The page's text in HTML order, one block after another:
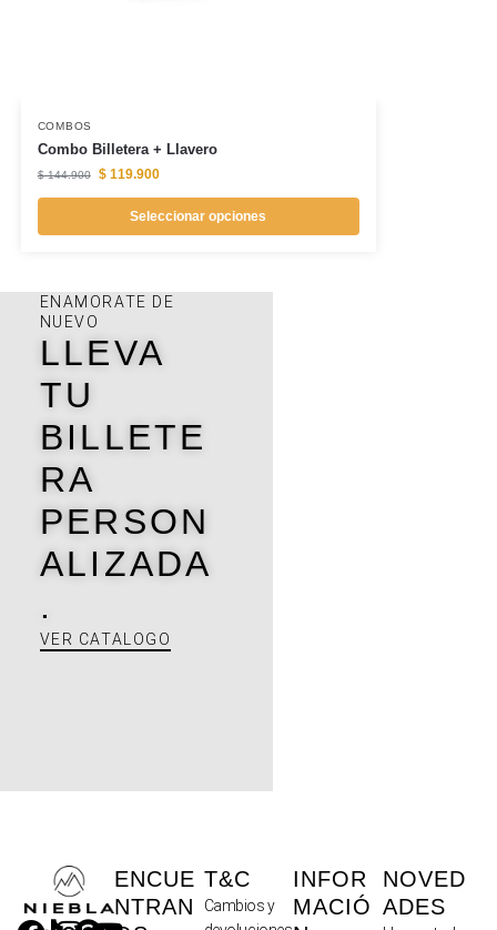
COMBOS
Combo Billetera + Llavero
$144.900 $119.900
Seleccionar opciones
ENAMORATE DE
NUEVO
LLEVA
TU
BILLETE
RA
PERSON
ALIZADA
.
VER CATALOGO
ENCUE
NTRAN
T&C
Cambios y
INFOR
MACIÓ
NOVED
ADES